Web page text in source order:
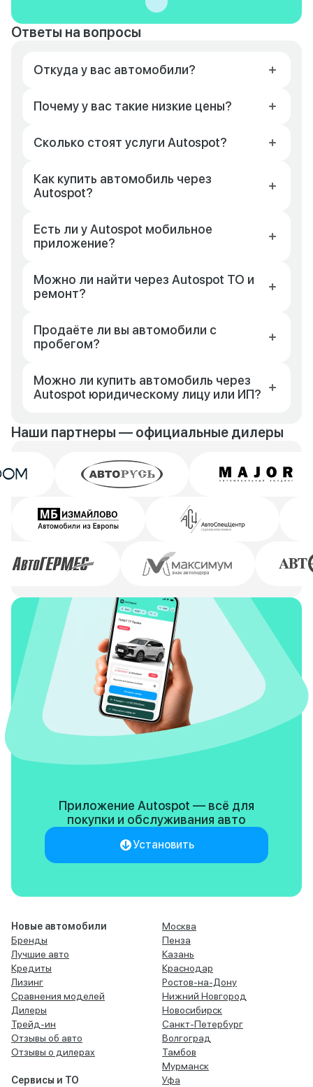
Ответы на вопросы
Откуда у вас автомобили?
Почему у вас такие низкие цены?
Сколько стоят услуги Autospot?
Как купить автомобиль через
Autospot?
Есть ли у Autospot мобильное
приложение?
Можно ли найти через Autospot ТО и
ремонт?
Продаёте ли вы автомобили с
пробегом?
Можно ли купить автомобиль через
Autospot юридическому лицу или ИП?
Наши партнеры — официальные дилеры
Приложение Autospot — всё для
покупки и обслуживания авто
Установить
Новые автомобили
Бренды
Лучшие авто
Кредиты
Лизинг
Сравнения моделей
Дилеры
Трейд-ин
Отзывы об авто
Отзывы о дилерах
Сервисы и ТО
Москва
Пенза
Казань
Краснодар
Ростов-на-Дону
Нижний Новгород
Новосибирск
Санкт-Петербург
Волгоград
Тамбов
Мурманск
Уфа